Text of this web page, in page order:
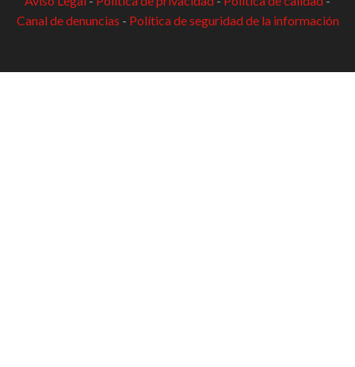
Canal de denuncias - Política de seguridad de la información